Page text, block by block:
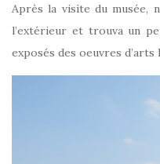
Après la visite du musée,
l’extérieur et trouva un
exposés des oeuvres